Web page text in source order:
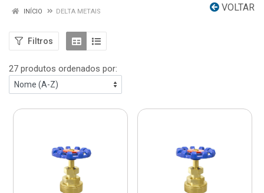
VOLTAR
INÍCIO DELTA METAIS
Filtros
27 produtos ordenados por: